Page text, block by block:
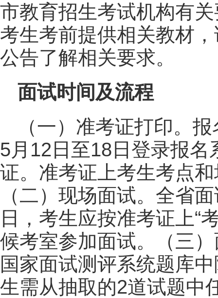
市教育招生考试机构有
考生考前提供相关教材
公告了解相关要求。
面试时间及流程
（一）准考证打印。
5月12日至18日登录报
证。准考证上考生考点
（二）现场面试。全省
日，考生应按准考证上“
候考室参加面试。（三
国家面试测评系统题库
生需从抽取的2道试题中